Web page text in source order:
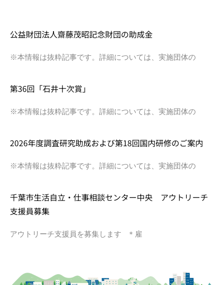
公益財団法人齋藤茂昭記念財団の助成金
※本情報は抜粋記事です。詳細については、実施団体の
第36回「石井十次賞」
※本情報は抜粋記事です。詳細については、実施団体の
2026年度調査研究助成および第18回国内研修のご案内
※本情報は抜粋記事です。詳細については、実施団体の
千葉市生活自立・仕事相談センター中央 アウトリーチ
支援員募集
アウトリーチ支援員を募集します ＊雇